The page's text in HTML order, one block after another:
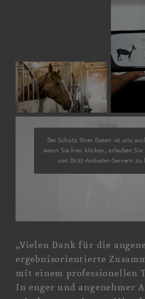
Der Schutz Ihrer Daten ist uns
wenn Sie hier klicken, erlauben Sie
von Dritt-Anbieter-Servern zu
„Vielen Dank für die
ergebnis­orientierte
mit einem professionellen
In enger und angenehmer